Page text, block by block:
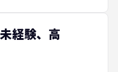
経験、高